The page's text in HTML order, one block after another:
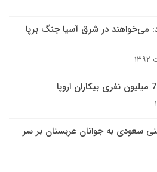
می‌خواهند در شرق آسیا جنگ برپا
سعودی به جوانان عربستان بر سر